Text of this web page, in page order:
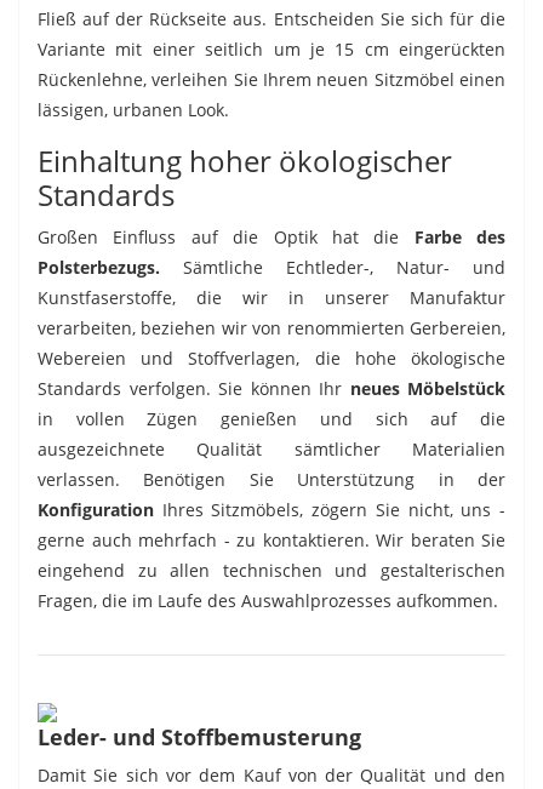
Fließ auf der Rückseite aus. Entscheiden Sie sich für die
Variante mit einer seitlich um je 15 cm eingerückten
Rückenlehne, verleihen Sie Ihrem neuen Sitzmöbel einen
lässigen, urbanen Look.
Einhaltung hoher ökologischer
Standards
Großen Einfluss auf die Optik hat die Farbe des
Polsterbezugs. Sämtliche Echtleder-, Natur- und
Kunstfaserstoffe, die wir in unserer Manufaktur
verarbeiten, beziehen wir von renommierten Gerbereien,
Webereien und Stoffverlagen, die hohe ökologische
Standards verfolgen. Sie können Ihr neues Möbelstück
in vollen Zügen genießen und sich auf die
ausgezeichnete Qualität sämtlicher Materialien
verlassen. Benötigen Sie Unterstützung in der
Konfiguration Ihres Sitzmöbels, zögern Sie nicht, uns -
gerne auch mehrfach - zu kontaktieren. Wir beraten Sie
eingehend zu allen technischen und gestalterischen
Fragen, die im Laufe des Auswahlprozesses aufkommen.
Leder- und Stoffbemusterung
Damit Sie sich vor dem Kauf von der Qualität und den